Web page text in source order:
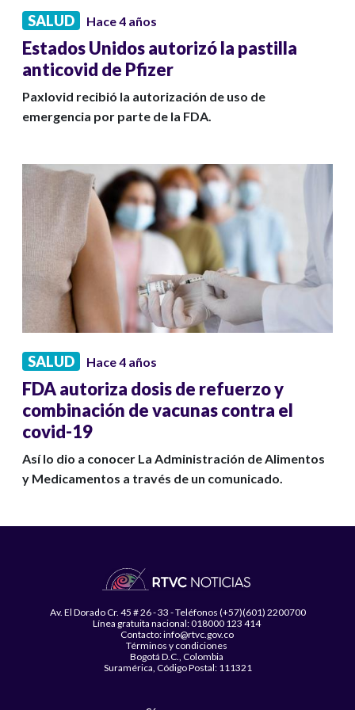
SALUD Hace 4 años
Estados Unidos autorizó la pastilla
anticovid de Pfizer
Paxlovid recibió la autorización de uso de
emergencia por parte de la FDA.
SALUD Hace 4 años
FDA autoriza dosis de refuerzo y
combinación de vacunas contra el
covid-19
Así lo dio a conocer La Administración de Alimentos
y Medicamentos a través de un comunicado.
Av. El Dorado Cr. 45 # 26 - 33 - Teléfonos (+57)(601) 2200700
Línea gratuita nacional: 018000 123 414
Contacto: info@rtvc.gov.co
Términos y condiciones
Bogotá D.C., Colombia
Suramérica, Código Postal: 111321